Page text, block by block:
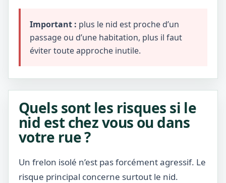
Important : plus le nid est proche d’un
passage ou d’une habitation, plus il faut
éviter toute approche inutile.
Quels sont les risques si le
nid est chez vous ou dans
votre rue ?
Un frelon isolé n’est pas forcément agressif. Le
risque principal concerne surtout le nid.